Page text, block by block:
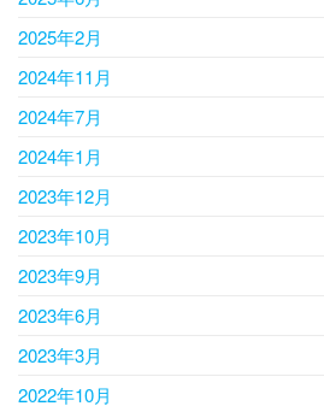
2025年2月
2024年11月
2024年7月
2024年1月
2023年12月
2023年10月
2023年9月
2023年6月
2023年3月
2022年10月